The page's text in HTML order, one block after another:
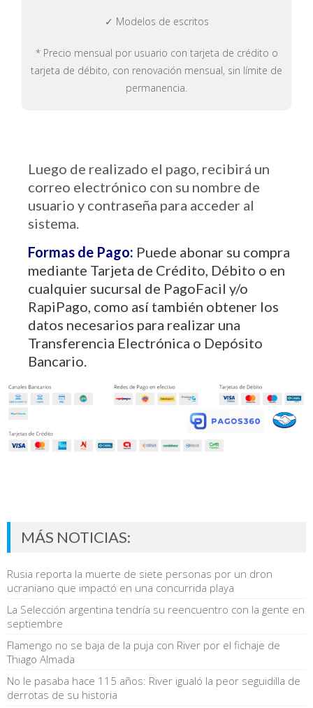
✓ Modelos de escritos
* Precio mensual por usuario con tarjeta de crédito o
tarjeta de débito, con renovación mensual, sin límite de
permanencia.
Luego de realizado el pago, recibirá un
correo electrónico con su nombre de
usuario y contraseña para acceder al
sistema.
Formas de Pago: Puede abonar su compra
mediante Tarjeta de Crédito, Débito o en
cualquier sucursal de PagoFacil y/o
RapiPago, como así también obtener los
datos necesarios para realizar una
Transferencia Electrónica o Depósito
Bancario.
MÁS NOTICIAS:
Rusia reporta la muerte de siete personas por un dron
ucraniano que impactó en una concurrida playa
La Selección argentina tendría su reencuentro con la gente en
septiembre
Flamengo no se baja de la puja con River por el fichaje de
Thiago Almada
No le pasaba hace 115 años: River igualó la peor seguidilla de
derrotas de su historia